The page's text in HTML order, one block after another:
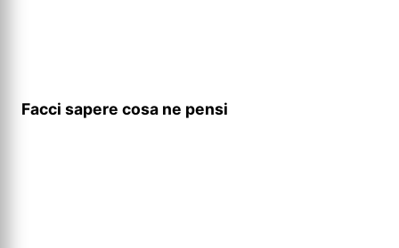
Facci sapere cosa ne pensi